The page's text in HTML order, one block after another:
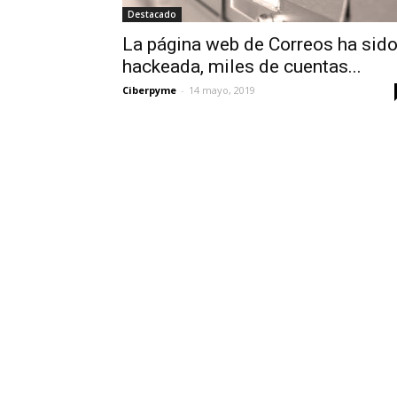
Destacado
La página web de Correos ha sido
hackeada, miles de cuentas...
Ciberpyme - 14 mayo, 2019